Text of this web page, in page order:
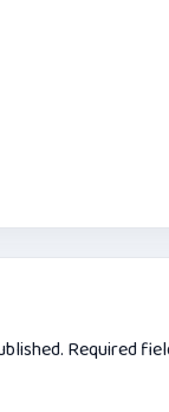
Required